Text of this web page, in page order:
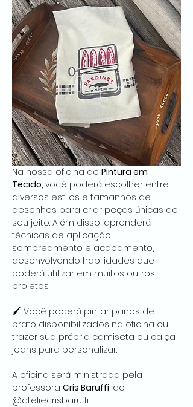
Na nossa oficina de Pintura em
Tecido, você poderá escolher entre
diversos estilos e tamanhos de
desenhos para criar peças únicas do
seu jeito. Além disso, aprenderá
técnicas de aplicação,
sombreamento e acabamento,
desenvolvendo habilidades que
poderá utilizar em muitos outros
projetos.
🖌️ Você poderá pintar panos de
prato disponibilizados na oficina ou
trazer sua própria camiseta ou calça
jeans para personalizar.
A oficina será ministrada pela
professora Cris Baruffi, do
@ateliecrisbaruffi.